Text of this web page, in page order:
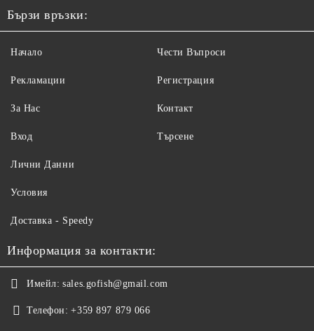
Бързи връзки:
Начало
Рекламации
За Нас
Вход
Чести Въпроси
Регистрация
Контакт
Търсене
Лични Данни
Условия
Доставка - Speedy
Информация за контакти:
Имейл: sales.gofish@gmail.com
Телефон: +359 897 879 066